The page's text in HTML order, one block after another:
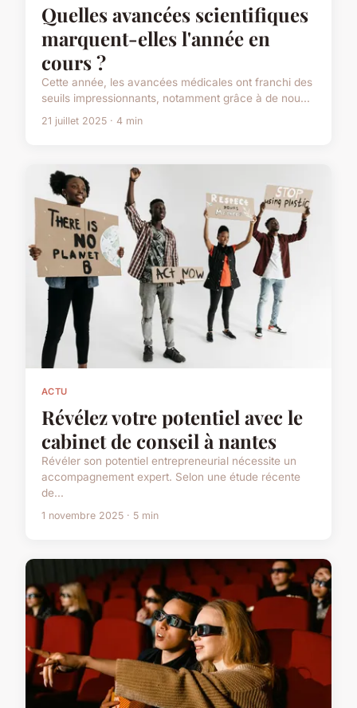
Quelles avancées scientifiques
marquent-elles l'année en
cours ?
Cette année, les avancées médicales ont franchi des
seuils impressionnants, notamment grâce à de nou...
21 juillet 2025 · 4 min
ACTU
Révélez votre potentiel avec le
cabinet de conseil à nantes
Révéler son potentiel entrepreneurial nécessite un
accompagnement expert. Selon une étude récente
de...
1 novembre 2025 · 5 min